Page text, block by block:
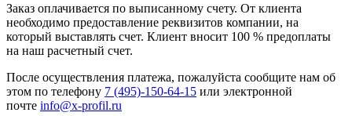
Заказ оплачивается по выписанному счету. От клиента
необходимо предоставление реквизитов компании, на
который выставлять счет. Клиент вносит 100 % предоплаты
на наш расчетный счет.
После осуществления платежа, пожалуйста сообщите нам об
этом по телефону 7 (495)-150-64-15 или электронной
почте info@x-profil.ru